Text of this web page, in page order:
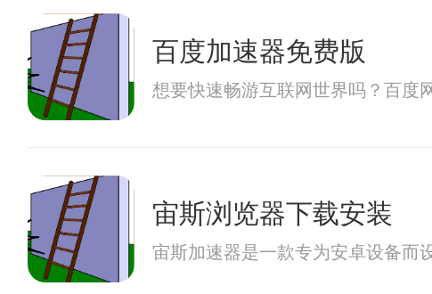
百度加速器免费版
想要快速畅游互联网世界吗？百度
宙斯浏览器下载安装
宙斯加速器是一款专为安卓设备而